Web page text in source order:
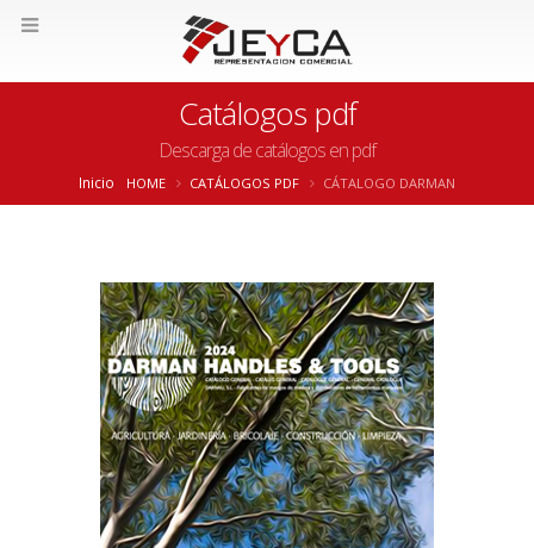
Catálogos pdf
Descarga de catálogos en pdf
Inicio HOME CATÁLOGOS PDF CÁTALOGO DARMAN